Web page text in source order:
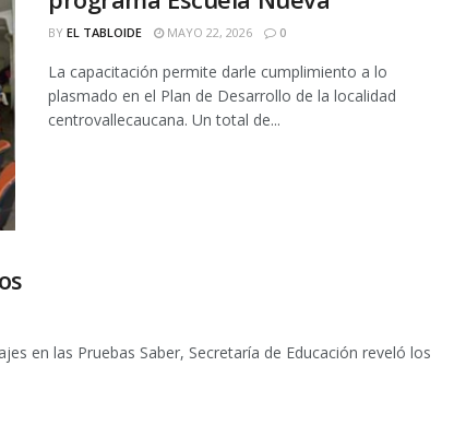
BY EL TABLOIDE MAYO 22, 2026 0
La capacitación permite darle cumplimiento a lo
plasmado en el Plan de Desarrollo de la localidad
centrovallecaucana. Un total de...
en las Pruebas Saber, Secretaría de Educación reveló los